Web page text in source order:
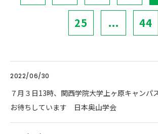
25 ... 44
2022/06/30
７月３日13時、関西学院大学上ヶ原キャンパ
お待ちしています 日本奥山学会